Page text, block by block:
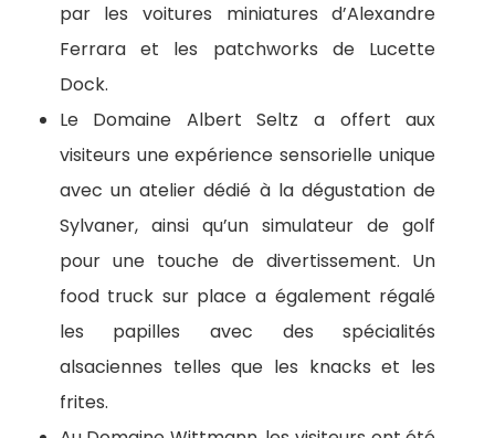
par les voitures miniatures d’Alexandre
Ferrara et les patchworks de Lucette
Dock.
Le Domaine Albert Seltz a offert aux
visiteurs une expérience sensorielle unique
avec un atelier dédié à la dégustation de
Sylvaner, ainsi qu’un simulateur de golf
pour une touche de divertissement. Un
food truck sur place a également régalé
les papilles avec des spécialités
alsaciennes telles que les knacks et les
frites.